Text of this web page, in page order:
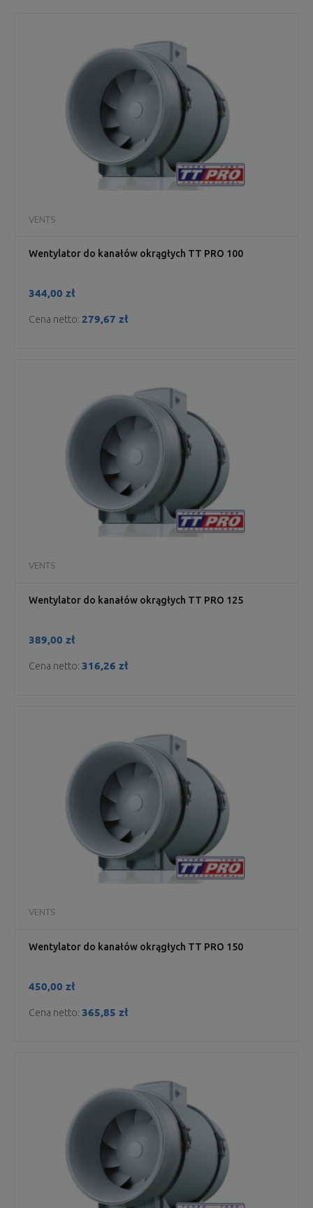
Wentylator do kanałów okrągłych TT PRO 100
VENTS
344,00 zł
Cena netto: 279,67 zł
Wentylator do kanałów okrągłych TT PRO 125
VENTS
389,00 zł
Cena netto: 316,26 zł
Wentylator do kanałów okrągłych TT PRO 150
VENTS
450,00 zł
Cena netto: 365,85 zł